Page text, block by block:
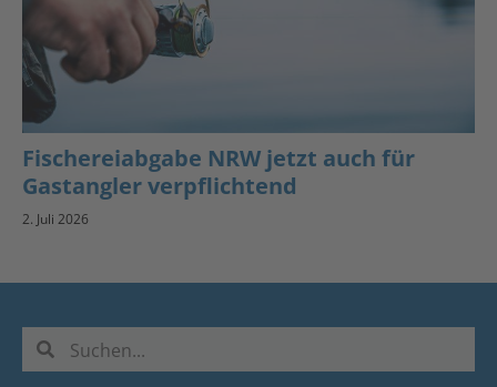
Fischereiabgabe NRW jetzt auch für
Gastangler verpflichtend
2. Juli 2026